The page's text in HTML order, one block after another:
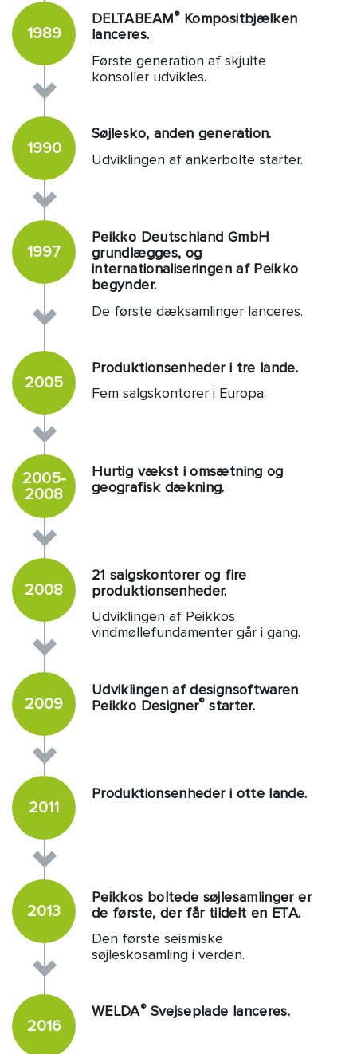
1989
DELTABEAM®Kompositbjælken
lanceres.
Første generation af skjulte
konsoller udvikles.
1990
Søjlesko, anden generation.
Udviklingen af ankerbolte starter.
1997
Peikko Deutschland GmbH
grundlægges, og
internationaliseringen af Peikko
begynder.
De første dæksamlinger lanceres.
2005
Produktionsenheder i tre lande.
Fem salgskontorer i Europa.
2005-
2008
Hurtig vækst i omsætning og
geografisk dækning.
2008
21 salgskontorer og fire
produktionsenheder.
Udviklingen af Peikkos
vindmøllefundamenter går i gang.
2009
Udviklingen af designsoftwaren
Peikko Designer®starter.
2011
Produktionsenheder i otte lande.
2013
Peikkos boltede søjlesamlinger er
de første, der får tildelt en ETA.
Den første seismiske
søjleskosamling i verden.
2016
WELDA®Svejseplade lanceres.